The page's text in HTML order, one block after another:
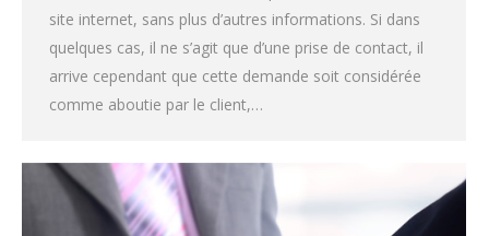
site internet, sans plus d’autres informations. Si dans
quelques cas, il ne s’agit que d’une prise de contact, il
arrive cependant que cette demande soit considérée
comme aboutie par le client,…